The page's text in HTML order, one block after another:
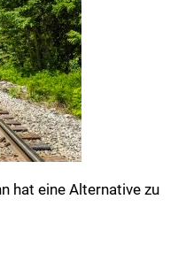
hat eine Alternative zu